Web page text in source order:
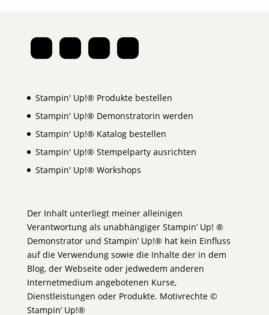
Stampin' Up!® Produkte bestellen
Stampin' Up!® Demonstratorin werden
Stampin' Up!® Katalog bestellen
Stampin' Up!® Stempelparty ausrichten
Stampin' Up!® Workshops
Der Inhalt unterliegt meiner alleinigen
Verantwortung als unabhängiger Stampin’ Up! ®
Demonstrator und Stampin’ Up!® hat kein Einfluss
auf die Verwendung sowie die Inhalte der in dem
Blog, der Webseite oder jedwedem anderen
Internetmedium angebotenen Kurse,
Dienstleistungen oder Produkte. Motivrechte ©
Stampin’ Up!®